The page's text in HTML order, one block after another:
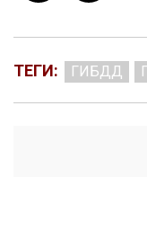
ТЕГИ: ГИБДД